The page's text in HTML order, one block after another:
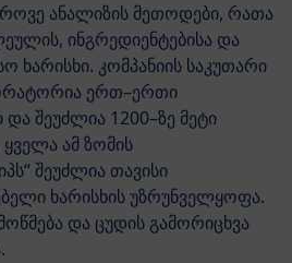
ანალიზის მეთოდები, რათა
ინგრედიენტებისა და
ხარისხი. კომპანიის საკუთარი
ერთ–ერთი
შეუძლია 1200–ზე მეტი
ამ ზომის
შეუძლია თავისი
ხარისხის უზრუნველყოფა.
და ცუდის გამორიცხვა